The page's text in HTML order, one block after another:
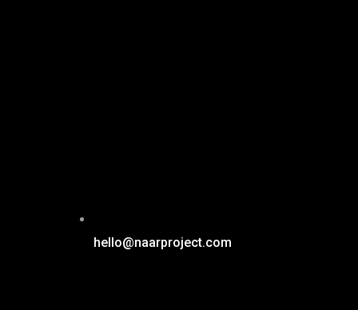
hello@naarproject.com